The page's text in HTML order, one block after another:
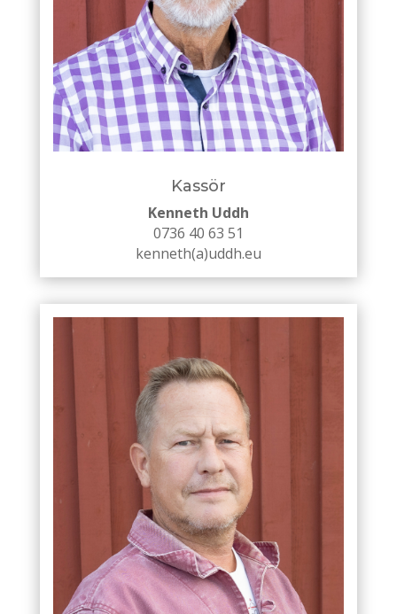
Kassör
Kenneth Uddh
0736 40 63 51
kenneth(a)uddh.eu